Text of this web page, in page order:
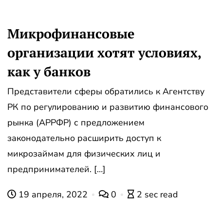
Микрофинансовые
организации хотят условиях,
как у банков
Представители сферы обратились к Агентству
РК по регулированию и развитию финансового
рынка (АРРФР) с предложением
законодательно расширить доступ к
микрозаймам для физических лиц и
предпринимателей. […]
19 апреля, 2022 0 2 sec read